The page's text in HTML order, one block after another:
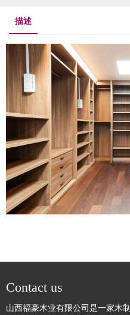
描述
Contact us
山西福豪木业有限公司是一家木